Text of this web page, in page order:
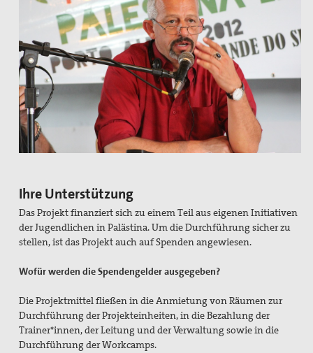
AGn, Aktionen, Projekte
Aktion Aufschrei
Bündnis "Schulfrei für die Bundeswehr"
Freiwilliger Friedensdienst in Bethlehem & Jerusalem
Friedensräume Lindau
Jugend für Frieden und Gerechtigkeit in Palästina und
Israel
Kampagne "Unter 18 nie!"
Spiritualität
Spirituelle Orte
Ihre Unterstützung
Das Projekt finanziert sich zu einem Teil aus eigenen Initiativen
der Jugendlichen in Palästina. Um die Durchführung sicher zu
stellen, ist das Projekt auch auf Spenden angewiesen.
Wofür werden die Spendengelder ausgegeben?
Die Projektmittel fließen in die Anmietung von Räumen zur
Durchführung der Projekteinheiten, in die Bezahlung der
Trainer*innen, der Leitung und der Verwaltung sowie in die
Durchführung der Workcamps.